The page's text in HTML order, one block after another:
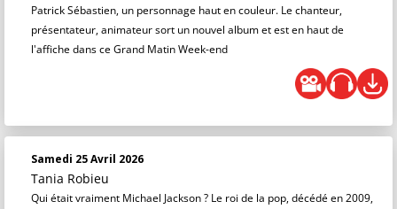
Patrick Sébastien, un personnage haut en couleur. Le chanteur,
présentateur, animateur sort un nouvel album et est en haut de
l'affiche dans ce Grand Matin Week-end
Samedi 25 Avril 2026
Tania Robieu
Qui était vraiment Michael Jackson ? Le roi de la pop, décédé en 2009,